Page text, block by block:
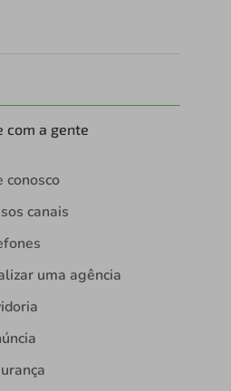
com a gente
conosco
canais
uma agência